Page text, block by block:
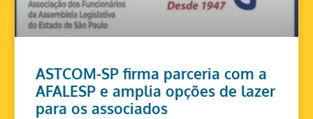
ASTCOM-SP firma parceria com a
AFALESP e amplia opções de lazer
para os associados